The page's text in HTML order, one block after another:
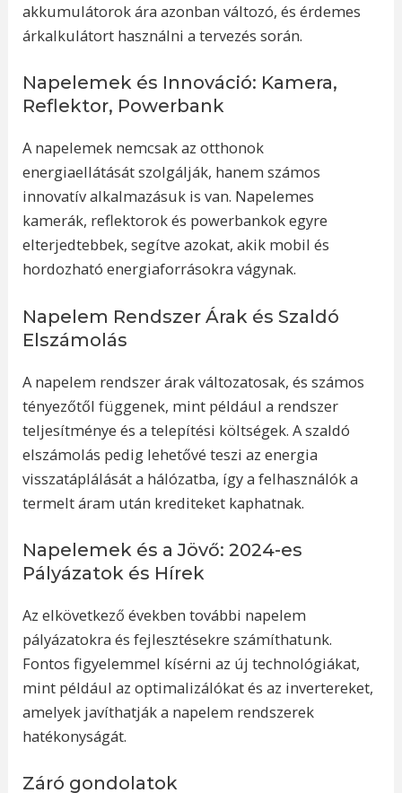
akkumulátorok ára azonban változó, és érdemes
árkalkulátort használni a tervezés során.
Napelemek és Innováció: Kamera,
Reflektor, Powerbank
A napelemek nemcsak az otthonok
energiaellátását szolgálják, hanem számos
innovatív alkalmazásuk is van. Napelemes
kamerák, reflektorok és powerbankok egyre
elterjedtebbek, segítve azokat, akik mobil és
hordozható energiaforrásokra vágynak.
Napelem Rendszer Árak és Szaldó
Elszámolás
A napelem rendszer árak változatosak, és számos
tényezőtől függenek, mint például a rendszer
teljesítménye és a telepítési költségek. A szaldó
elszámolás pedig lehetővé teszi az energia
visszatáplálását a hálózatba, így a felhasználók a
termelt áram után krediteket kaphatnak.
Napelemek és a Jövő: 2024-es
Pályázatok és Hírek
Az elkövetkező években további napelem
pályázatokra és fejlesztésekre számíthatunk.
Fontos figyelemmel kísérni az új technológiákat,
mint például az optimalizálókat és az invertereket,
amelyek javíthatják a napelem rendszerek
hatékonyságát.
Záró gondolatok